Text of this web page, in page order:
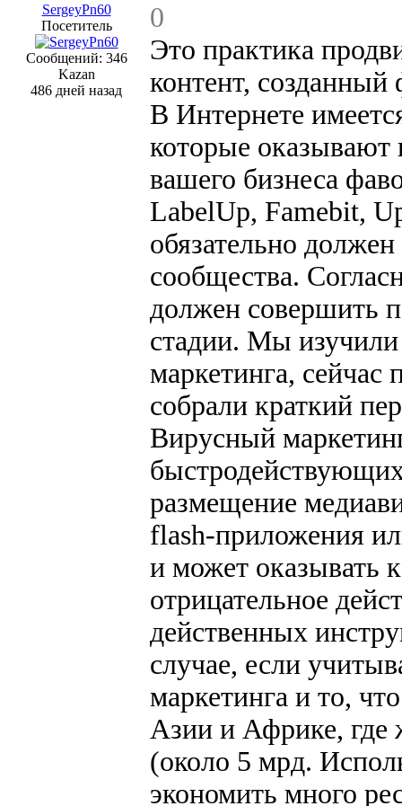
SergeyPn60
Посетитель
Сообщений: 346
Kazan
486 дней назад
0
Это практика
контент,
В Интернете
которые
вашего бизнеса
LabelUp, Famebit,
обязательно
сообщества.
должен совершить
стадии. Мы
маркетинга,
собрали краткий
Вирусный
размещение
flash-приложения
и может оказывать
отрицательное
действенных
случае, если
маркетинга и то,
Азии и Африке, где
(около 5 мрд.
экономить много